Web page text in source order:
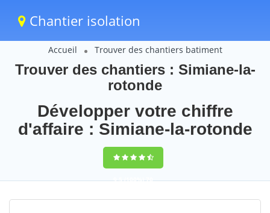
Chantier isolation
Accueil Trouver des chantiers batiment
Trouver des chantiers : Simiane-la-
rotonde
Développer votre chiffre
d'affaire : Simiane-la-rotonde
9,5(100%)70
votes